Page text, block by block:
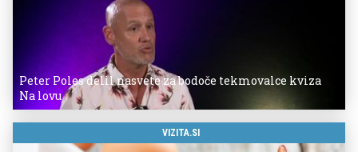
Peter Poles delil nasvete za bodoče tekmovalce kviza
Na lovu
VIZITA.SI